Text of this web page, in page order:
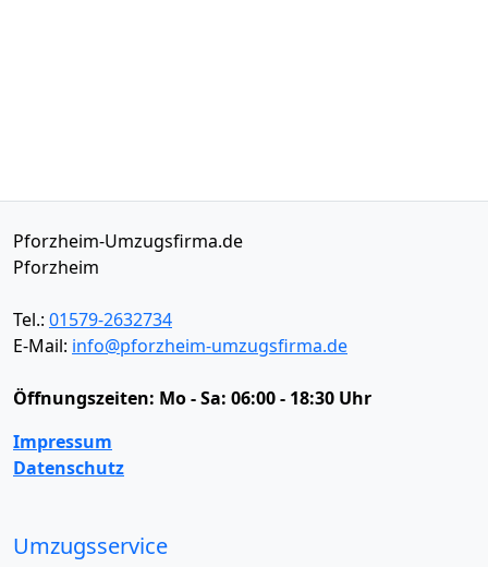
Pforzheim-Umzugsfirma.de
Pforzheim
Tel.: 01579-2632734
E-Mail: info@pforzheim-umzugsfirma.de
Öffnungszeiten: Mo - Sa: 06:00 - 18:30 Uhr
Impressum
Datenschutz
Umzugsservice